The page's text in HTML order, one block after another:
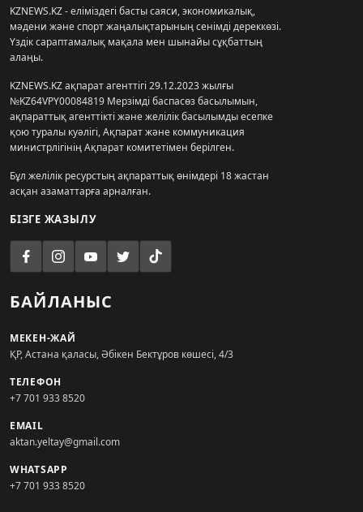
KZNEWS.KZ - еліміздегі басты саяси, экономикалық,
мәдени және спорт жаңалықтарының сенімді дереккөзі.
Үздік сараптамалық мақала мен шынайы сұқбаттың
алаңы.
KZNEWS.KZ ақпарат агенттігі 29.12.2023 жылғы
№KZ64VPY00084819 Мерзімді баспасөз басылымын,
ақпараттық агенттікті және желілік басылымды есепке
қою туралы куәлігі, Ақпарат және коммуникация
министрлігінің Ақпарат комитетімен берілген.
Бұл желілік ресурстың ақпараттық өнімдері 18 жастан
асқан азаматтарға арналған.
БІЗГЕ ЖАЗЫЛУ
БАЙЛАНЫС
МЕКЕН-ЖАЙ
ҚР, Астана қаласы, Әбікен Бектұров көшесі, 4/3
ТЕЛЕФОН
+7 701 933 8520
EMAIL
aktan.yeltay@gmail.com
WHATSAPP
+7 701 933 8520